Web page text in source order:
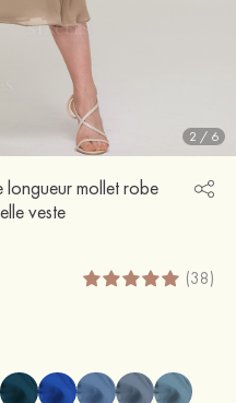
2 / 6
longueur mollet robe
veste
(38)